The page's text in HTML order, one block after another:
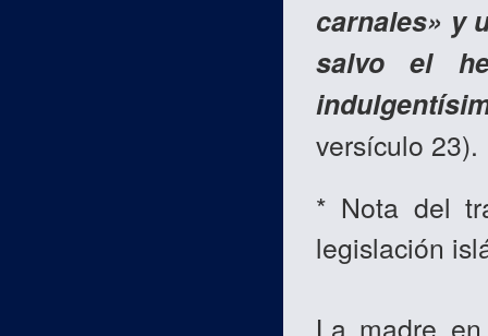
carnales» y
salvo el
versículo 23).
* Nota del
legislación
La madre